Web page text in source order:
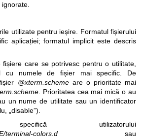
ignorate.
utilizate pentru ieșire. Formatul fișierului
aplicației; formatul implicit este descris
fișiere care se potrivesc pentru o utilitate,
cu numele de fișier mai specific. De
@xterm.schemeare o prioritate mai
. Prioritatea cea mai mică o au
un nume de utilitate sau un identificator
„disable”).
specifică utilizatorului
terminal-colors.d sau